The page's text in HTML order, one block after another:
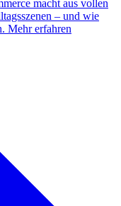
macht aus vollen
– und wie
Mehr erfahren